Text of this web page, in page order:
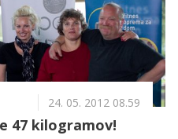
24. 05. 2012 08.59
47 kilogramov!